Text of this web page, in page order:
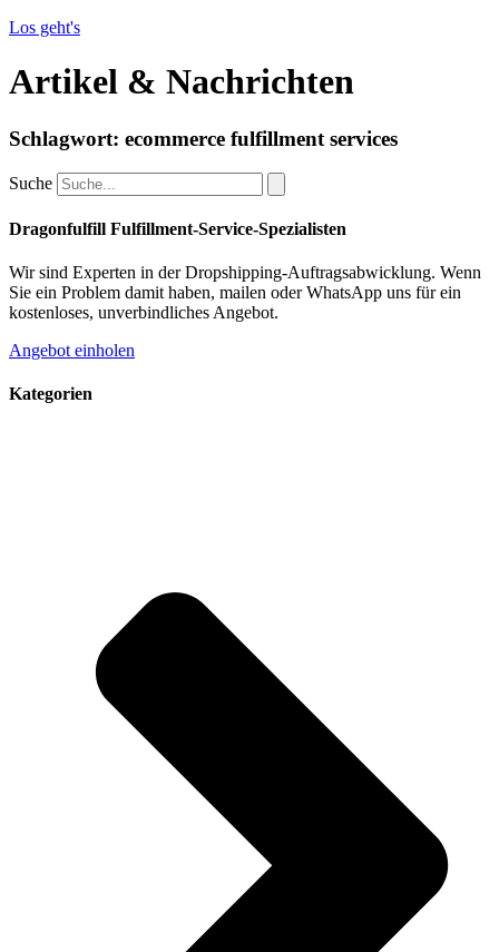
Los geht's
Artikel & Nachrichten
Schlagwort: ecommerce fulfillment services
Suche
Dragonfulfill Fulfillment-Service-Spezialisten
Wir sind Experten in der Dropshipping-Auftragsabwicklung. Wenn
Sie ein Problem damit haben, mailen oder WhatsApp uns für ein
kostenloses, unverbindliches Angebot.
Angebot einholen
Kategorien